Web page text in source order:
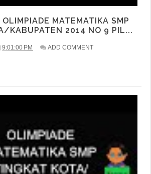
MATEMATIKA SMP
KABUPATEN 2014 NO 9 PIL...
9:01:00 PM ADD COMMENT